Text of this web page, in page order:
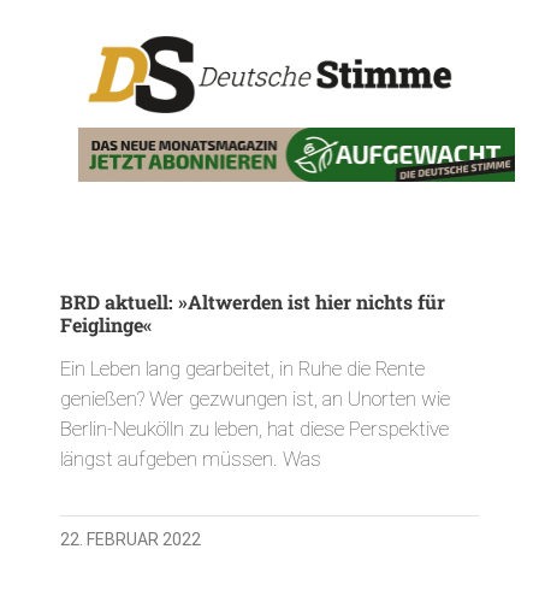
BRD aktuell: »Altwerden ist hier nichts für
Feiglinge«
Ein Leben lang gearbeitet, in Ruhe die Rente
genießen? Wer gezwungen ist, an Unorten wie
Berlin-Neukölln zu leben, hat diese Perspektive
längst aufgeben müssen. Was
22. FEBRUAR 2022